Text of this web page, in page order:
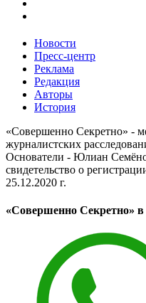
Новости
Пресс-центр
Реклама
Редакция
Авторы
История
«Совершенно Секретно» -
журналистских
Основатели - Юлиан
свидетельство о
25.12.2020 г.
«Совершенно Секретно»